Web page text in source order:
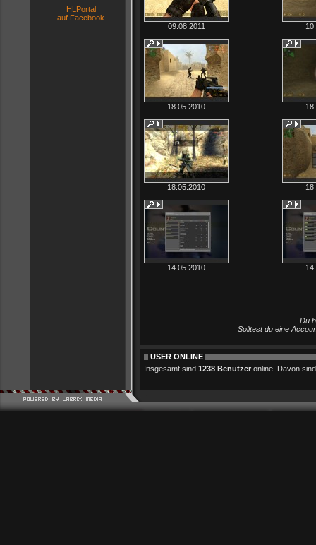
HLPortal
auf Facebook
09.08.2011
18.05.2010
18.05.2010
14.05.2010
Du
Solltest du eine
USER ONLINE
Insgesamt sind 1238 Benutzer online. Davon